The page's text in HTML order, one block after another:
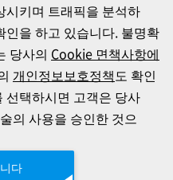
시키며 트래픽을 분석하
을 하고 있습니다. 불명확
당사의 Cookie 면책사항에
개인정보보호정책도 확인
선택하시면 고객은 당사
의 사용을 승인한 것으
다